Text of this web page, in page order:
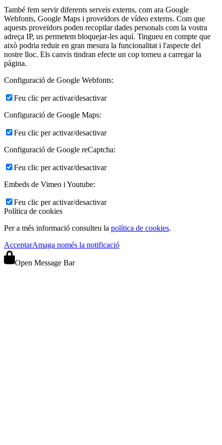
També fem servir diferents serveis externs, com ara Google
Webfonts, Google Maps i proveïdors de vídeo externs. Com que
aquests proveïdors poden recopilar dades personals com la vostra
adreça IP, us permetem bloquejar-les aquí. Tingueu en compte que
això podria reduir en gran mesura la funcionalitat i l'aspecte del
nostre lloc. Els canvis tindran efecte un cop torneu a carregar la
pàgina.
Configuració de Google Webfonts:
Feu clic per activar/desactivar
Configuració de Google Maps:
Feu clic per activar/desactivar
Configuració de Google reCaptcha:
Feu clic per activar/desactivar
Embeds de Vimeo i Youtube:
Feu clic per activar/desactivar
Política de cookies
Per a més informació consulteu la política de cookies.
AcceptarAmaga només la notificació
Open Message Bar